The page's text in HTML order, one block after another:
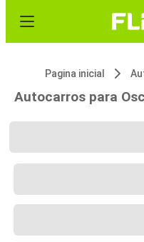
Pagina inicial
Autocarros para